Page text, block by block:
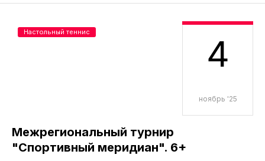
4
ноябрь '25
Межрегиональный турнир
"Спортивный меридиан". 6+
Настольный теннис